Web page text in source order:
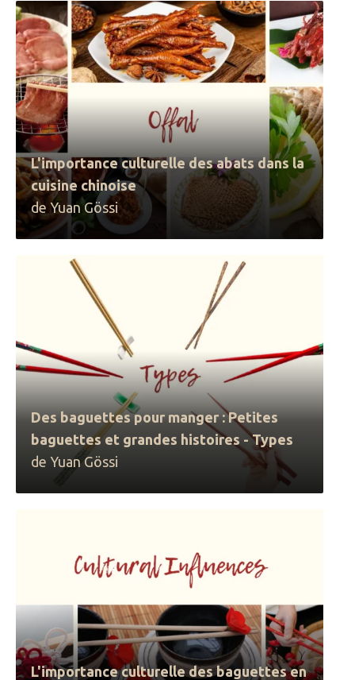
L'importance culturelle des abats dans la
cuisine chinoise
de Yuan Gössi
Des baguettes pour manger : Petites
baguettes et grandes histoires - Types
de Yuan Gössi
L'importance culturelle des baguettes en